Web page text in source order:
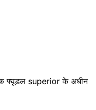
फ्यूडल superior के अधीन